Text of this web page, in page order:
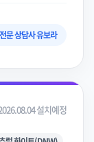
전문 상담사 유보라
설치예정